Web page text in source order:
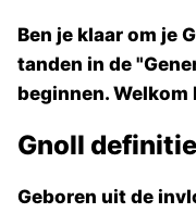
Ben je klaar om je
tanden in de
beginnen. Welkom
Gnoll
Geboren uit de